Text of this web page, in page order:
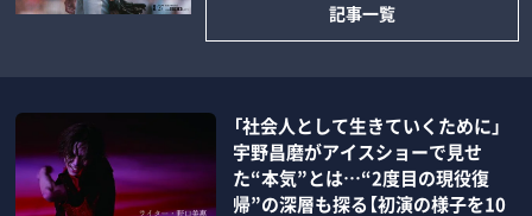
記事一覧
「社会人として生きていくために」
宇野昌磨がアイスショーで見せ
た“本気”とは…“2度目の現役復
帰”の深層も探る【初演の様子を10